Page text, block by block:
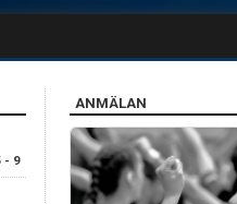
- 9
ANMÄLAN